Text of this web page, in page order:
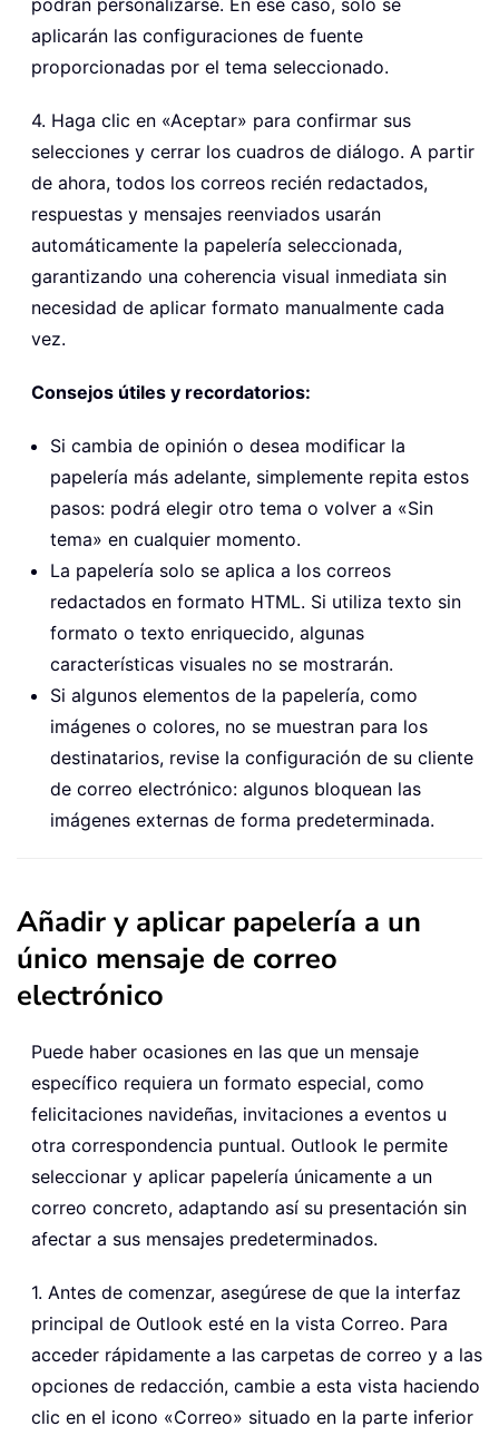
podrán personalizarse. En ese caso, solo se
aplicarán las configuraciones de fuente
proporcionadas por el tema seleccionado.
4. Haga clic en «Aceptar» para confirmar sus
selecciones y cerrar los cuadros de diálogo. A partir
de ahora, todos los correos recién redactados,
respuestas y mensajes reenviados usarán
automáticamente la papelería seleccionada,
garantizando una coherencia visual inmediata sin
necesidad de aplicar formato manualmente cada
vez.
Consejos útiles y recordatorios:
Si cambia de opinión o desea modificar la
papelería más adelante, simplemente repita estos
pasos: podrá elegir otro tema o volver a «Sin
tema» en cualquier momento.
La papelería solo se aplica a los correos
redactados en formato HTML. Si utiliza texto sin
formato o texto enriquecido, algunas
características visuales no se mostrarán.
Si algunos elementos de la papelería, como
imágenes o colores, no se muestran para los
destinatarios, revise la configuración de su cliente
de correo electrónico: algunos bloquean las
imágenes externas de forma predeterminada.
Añadir y aplicar papelería a un
único mensaje de correo
electrónico
Puede haber ocasiones en las que un mensaje
específico requiera un formato especial, como
felicitaciones navideñas, invitaciones a eventos u
otra correspondencia puntual. Outlook le permite
seleccionar y aplicar papelería únicamente a un
correo concreto, adaptando así su presentación sin
afectar a sus mensajes predeterminados.
1. Antes de comenzar, asegúrese de que la interfaz
principal de Outlook esté en la vista Correo. Para
acceder rápidamente a las carpetas de correo y a las
opciones de redacción, cambie a esta vista haciendo
clic en el icono «Correo» situado en la parte inferior